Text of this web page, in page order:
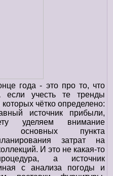
года - это про то, что
если учесть те тренды
чётко определено:
источник прибыли,
уделяем внимание
основных пункта
затрат на
И это не какая-то
а источник
с анализа погоды и